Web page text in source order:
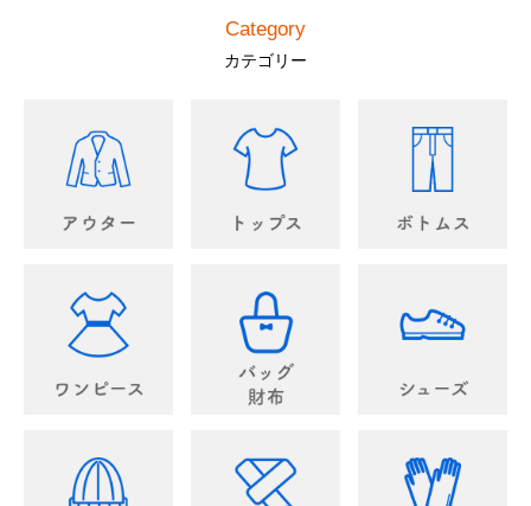
Category
カテゴリー